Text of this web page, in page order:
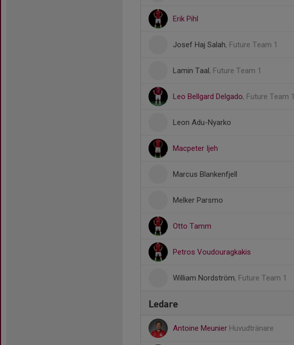
Erik Pihl
Josef Haj Salah, Future Team 1
Lamin Taal, Future Team 1
Leo Bellgard Delgado, Future Team 1
Leon Adu-Nyarko
Macpeter Ijeh
Marcus Blankenfjell
Melker Parsmo
Otto Tamm
Petros Voudouragkakis
William Nordström, Future Team 1
Ledare
Antoine Meunier Huvudtränare